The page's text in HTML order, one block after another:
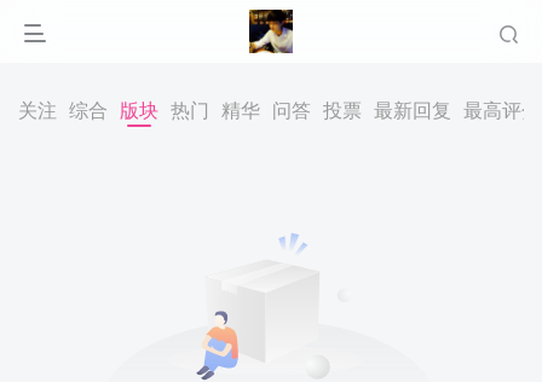
关注 综合 版块 热门 精华 问答 投票 最新回复 最高评分